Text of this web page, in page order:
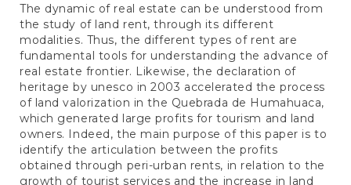
The dynamic of real estate can be understood from
the study of land rent, through its different
modalities. Thus, the different types of rent are
fundamental tools for understanding the advance of
real estate frontier. Likewise, the declaration of
heritage by unesco in 2003 accelerated the process
of land valorization in the Quebrada de Humahuaca,
which generated large profits for tourism and land
owners. Indeed, the main purpose of this paper is to
identify the articulation between the profits
obtained through peri-urban rents, in relation to the
growth of tourist services and the increase in land